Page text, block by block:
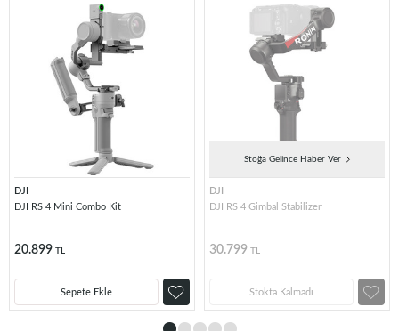
DJI
DJI RS 4 Mini Combo Kit
20.899 TL
Sepete Ekle
Stoğa Gelince Haber Ver
DJI
DJI RS 4 Gimbal Stabilizer
30.799 TL
Stokta Kalmadı